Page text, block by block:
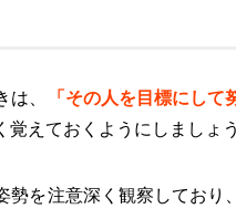
、 「 その人を目標にして
えておくようにしましょう
勢を注意深く観察しており